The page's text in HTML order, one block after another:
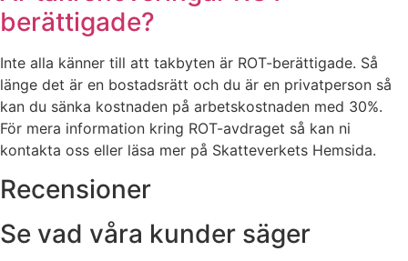
berättigade?
Inte alla känner till att takbyten är ROT-berättigade. Så
länge det är en bostadsrätt och du är en privatperson så
kan du sänka kostnaden på arbetskostnaden med 30%.
För mera information kring ROT-avdraget så kan ni
kontakta oss eller läsa mer på Skatteverkets Hemsida.
Recensioner
Se vad våra kunder säger